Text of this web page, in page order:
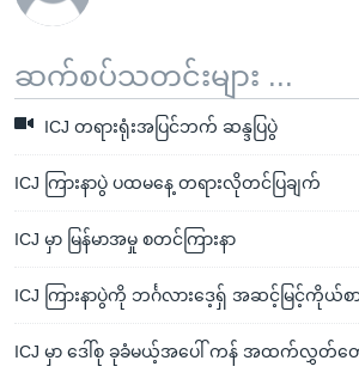
ဆက်စပ်သတင်းများ ...
ICJ တရားရုံးအပြင်ဘက် ဆန္ဒပြပွဲ
ICJ ကြားနာပွဲ ပထမနေ့ တရားလိုတင်ပြချက်
ICJ မှာ မြန်မာအမှု စတင်ကြားနာ
ICJ ကြားနာပွဲကို ဘင်္ဂလားဒေ့ရှ် အဆင့်မြင့်
ICJ မှာ ဒေါ်စု ခုခံမယ့်အပေါ် ကန် အထက်လွှတ်